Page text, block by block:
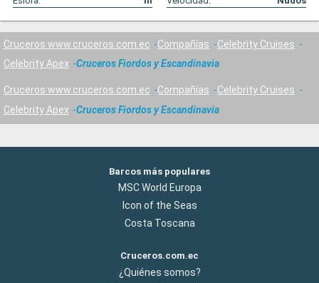
Cruceros www.cruceros.com.ec Compañías
Celebrity Cruises
Celebrity Apex
Cruceros Fiordos y Escandinavia
Cruceros www.cruceros.com.ec Compañías
Celebrity Cruises
Celebrity Apex
Cruceros Fiordos y Escandinavia
Barcos más populares
MSC World Europa
Icon of the Seas
Costa Toscana
Cruceros.com.ec
¿Quiénes somos?